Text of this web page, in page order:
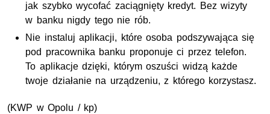
jak szybko wycofać zaciągnięty kredyt. Bez wizyty
w banku nigdy tego nie rób.
Nie instaluj aplikacji, które osoba podszywająca się
pod pracownika banku proponuje ci przez telefon.
To aplikacje dzięki, którym oszuści widzą każde
twoje działanie na urządzeniu, z którego korzystasz.
(KWP w Opolu / kp)